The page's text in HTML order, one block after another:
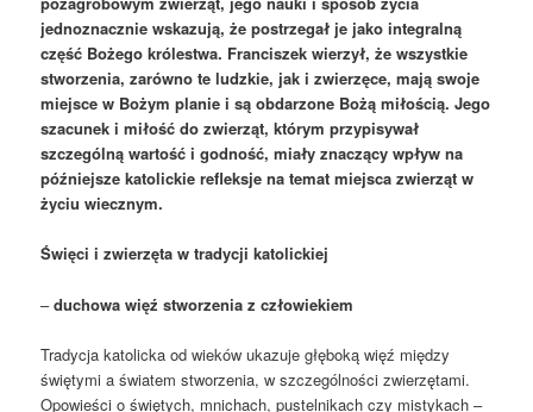
jednoznacznie wskazują, że postrzegał je jako integralną
część Bożego królestwa. Franciszek wierzył, że wszystkie
stworzenia, zarówno te ludzkie, jak i zwierzęce, mają swoje
miejsce w Bożym planie i są obdarzone Bożą miłością. Jego
szacunek i miłość do zwierząt, którym przypisywał
szczególną wartość i godność, miały znaczący wpływ na
późniejsze katolickie refleksje na temat miejsca zwierząt w
życiu wiecznym.
Święci i zwierzęta w tradycji katolickiej
–duchowa więź stworzenia z człowiekiem
Tradycja katolicka od wieków ukazuje głęboką więź między
świętymi a światem stworzenia, w szczególności zwierzętami.
Opowieści o świętych, mnichach, pustelnikach czy mistykach –